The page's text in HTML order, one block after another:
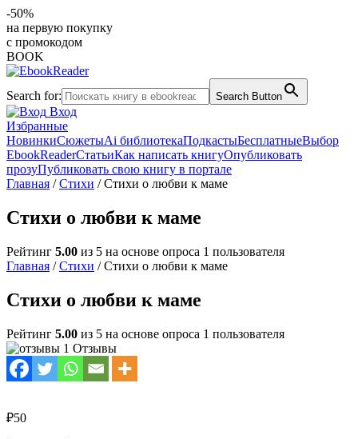
-50%
на первую покупку
с промокодом
BOOK
Search for: Search Button
Вход
Избранные
НовинкиСюжетыAi библиотекаПодкастыБесплатныеВыбор
EbookReaderСтатьиКак написать книгуОпубликовать
прозуПубликовать свою книгу в портале
Главная /Стихи / Стихи о любви к маме
Стихи о любви к маме
Рейтинг 5.00 из 5 на основе опроса 1 пользователя
Главная /Стихи / Стихи о любви к маме
Стихи о любви к маме
Рейтинг 5.00 из 5 на основе опроса 1 пользователя
1 Отзывы
₽50